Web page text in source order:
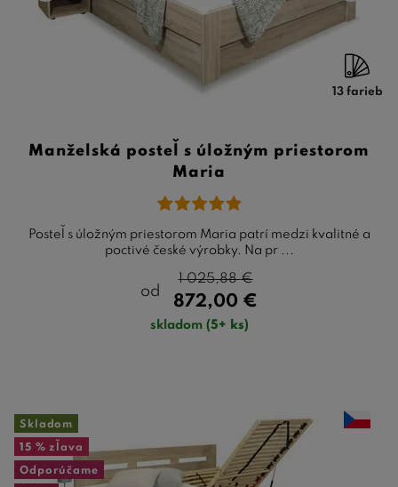
13 farieb
Manželská posteľ s úložným priestorom
Maria
Posteľ s úložným priestorom Maria patrí medzi kvalitné a
poctivé české výrobky. Na pr ...
od
872,00 €
1 025,88€
skladom (5+ ks)
Skladom
15 % zľava
Odporúčame